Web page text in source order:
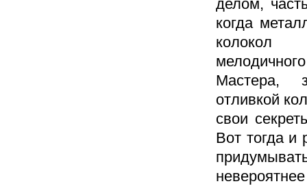
делом,
когда
Мастера,
отливкой
свои
Вот тогда и